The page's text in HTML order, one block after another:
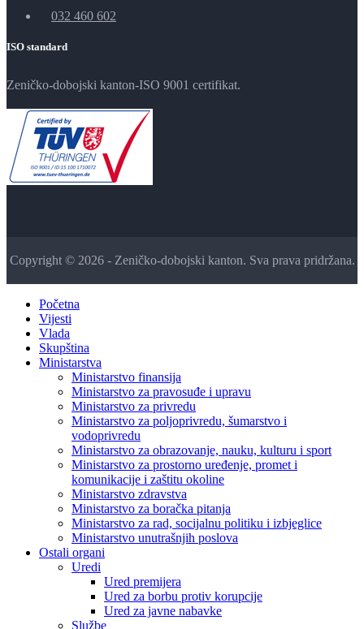
032 460 602
ISO standard
Zeničko-dobojski kanton-ISO 9001 certifikat.
Copyright © 2026 - Zeničko-dobojski kanton. Sva prava pridržana.
Početna
Vijesti
Vlada
Skupština
Ministarstva
Ministarstvo finansija
Ministarstvo za pravosuđe i upravu
Ministarstvo za privredu
Ministarstvo za poljoprivredu, šumarstvo i
vodoprivredu
Ministarstvo za obrazovanje, nauku, kulturu i sport
Ministarstvo za prostorno uređenje, promet i
komunikacije i zaštitu okoline
Ministarstvo zdravstva
Ministarstvo za boračka pitanja
Ministarstvo za rad, socijalnu politiku i izbjeglice
Ministarstvo unutrašnjih poslova
Ostali organi
Uredi
Ured premijera
Ured za borbu protiv korupcije
Ured za javne nabavke
Službe